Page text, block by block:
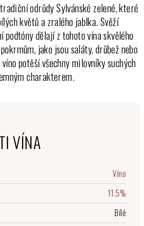
odrůdy Sylvánské zelené, které
květů a zralého jablka. Svěží
dělají z tohoto vína skvělého
jako jsou saláty, drůbež nebo
potěší všechny milovníky suchých
charakterem.
VÍNA
Víno
11.5%
Bílé